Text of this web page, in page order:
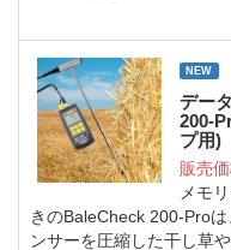
NEW
デー
200-
プ用)
販売
メモ
きのBaleCheck 200-Pro
ンサーを圧縮した干し草